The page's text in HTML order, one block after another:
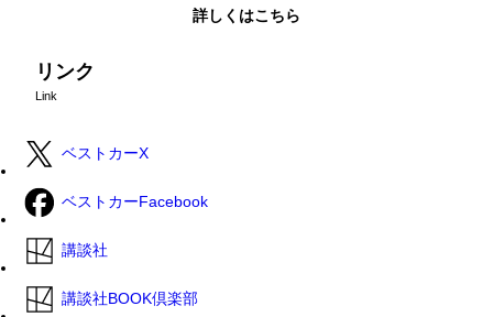
詳しくはこちら
リンク
Link
ベストカーX
ベストカーFacebook
講談社
講談社BOOK倶楽部